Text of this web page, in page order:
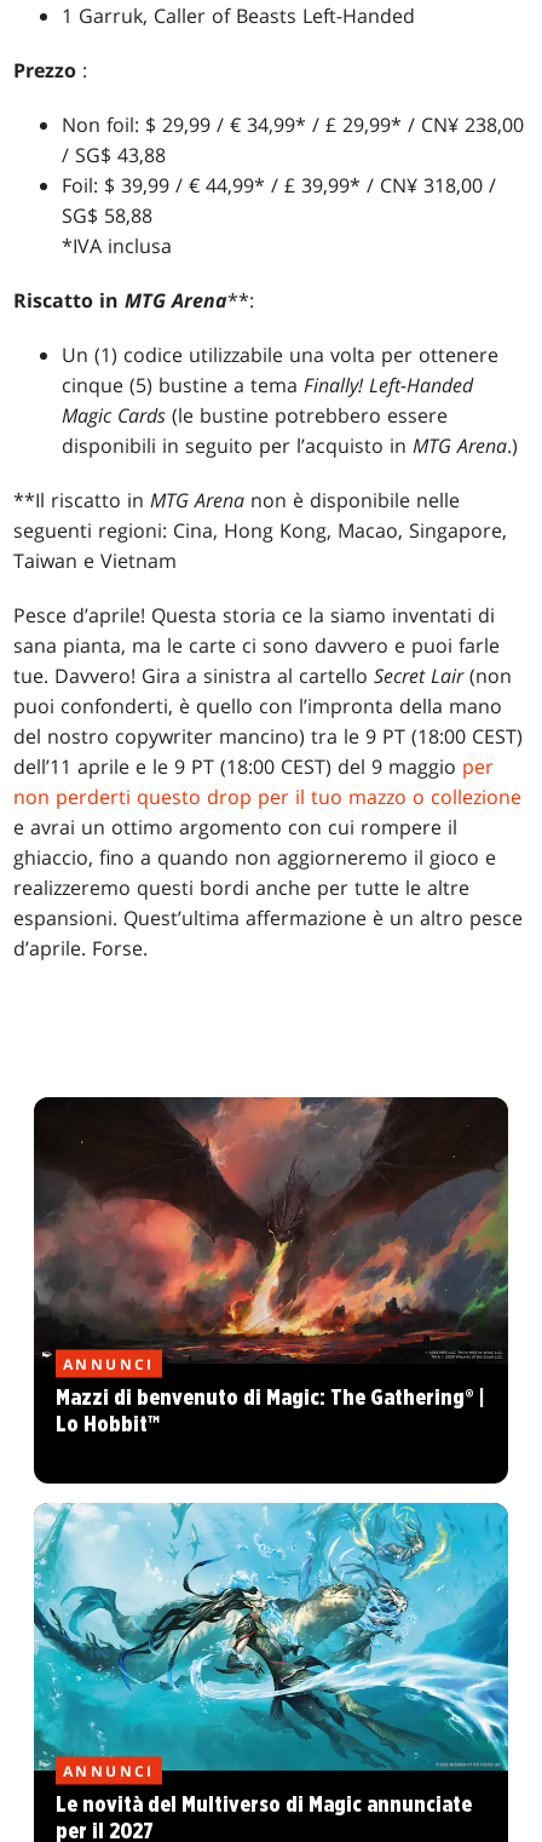
1 Garruk, Caller of Beasts Left-Handed
Prezzo :
Non foil: $ 29,99 / € 34,99* / £ 29,99* / CN¥ 238,00
/ SG$ 43,88
Foil: $ 39,99 / € 44,99* / £ 39,99* / CN¥ 318,00 /
SG$ 58,88
*IVA inclusa
Riscatto inMTG Arena**:
Un (1) codice utilizzabile una volta per ottenere
cinque (5) bustine a temaFinally! Left-Handed
Magic Cards (le bustine potrebbero essere
disponibili in seguito per l’acquisto inMTG Arena.)
**Il riscatto inMTG Arena non è disponibile nelle
seguenti regioni: Cina, Hong Kong, Macao, Singapore,
Taiwan e Vietnam
Pesce d’aprile! Questa storia ce la siamo inventati di
sana pianta, ma le carte ci sono davvero e puoi farle
tue. Davvero! Gira a sinistra al cartelloSecret Lair(non
puoi confonderti, è quello con l’impronta della mano
del nostro copywriter mancino) tra le 9 PT (18:00 CEST)
dell’11 aprile e le 9 PT (18:00 CEST) del 9 maggio per
non perderti questo drop per il tuo mazzo o collezione
e avrai un ottimo argomento con cui rompere il
ghiaccio, fino a quando non aggiorneremo il gioco e
realizzeremo questi bordi anche per tutte le altre
espansioni. Quest’ultima affermazione è un altro pesce
d’aprile. Forse.
ANNUNCI
Mazzi di benvenuto di Magic: The Gathering® |
Lo Hobbit™
ANNUNCI
Le novità del Multiverso di Magic annunciate
per il 2027